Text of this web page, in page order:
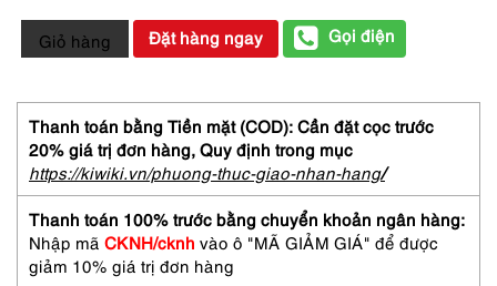
1694-
Ví
GUCCI
cosmetic
wallet
số
lượng
Giỏ hàng Đặt hàng ngay Gọi điện
Thanh toán bằng Tiền mặt (COD): Cần đặt cọc trước
20% giá trị đơn hàng, Quy định trong mục
https://kiwiki.vn/phuong-thuc-giao-nhan-hang/
Thanh toán 100% trước bằng chuyển khoản ngân hàng:
Nhập mã CKNH/cknh vào ô "MÃ GIẢM GIÁ" để được
giảm 10% giá trị đơn hàng